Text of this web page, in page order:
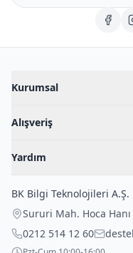
Kurumsal
Blog
İç Giyim Rehberi
Alışveriş
Fantazi İç Giyim
Çocuk İç Giyim
Outlet Fırsatları
Yardım
İade Politikası
Gizli Paketleme
BK Bilgi Teknolojileri A.Ş.
Sururi Mah. Hoca
0212 514 12 60